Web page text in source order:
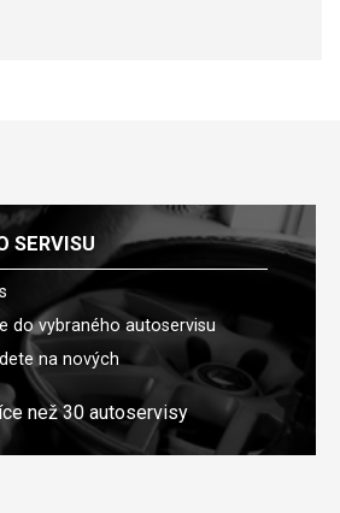
SERVISU
do vybraného autoservisu
na nových
než 30 autoservisy